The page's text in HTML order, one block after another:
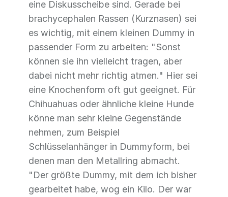
eine Diskusscheibe sind. Gerade bei
brachycephalen Rassen (Kurznasen) sei
es wichtig, mit einem kleinen Dummy in
passender Form zu arbeiten: "Sonst
können sie ihn vielleicht tragen, aber
dabei nicht mehr richtig atmen." Hier sei
eine Knochenform oft gut geeignet. Für
Chihuahuas oder ähnliche kleine Hunde
könne man sehr kleine Gegenstände
nehmen, zum Beispiel
Schlüsselanhänger in Dummyform, bei
denen man den Metallring abmacht.
"Der größte Dummy, mit dem ich bisher
gearbeitet habe, wog ein Kilo. Der war